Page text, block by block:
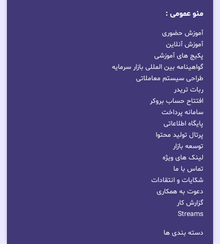
منو عمومی :
آموزش حضوری
آموزش آنلاین
پکیج های آموزشی
گواهینامه بین المللی بازار سرمایه
طراحی سیستم معاملاتی
ربات تریدر
افتتاح حساب بروکر
سامانه پرداخت
پایگاه اطلاعاتی
پرتال تولید محتوا
توسعه بازار
لینک های ویژه
تماس با ما
شکایات و انتقادات
دعوت به همکاری
گزارش کار
Streams
دسته بندی ها